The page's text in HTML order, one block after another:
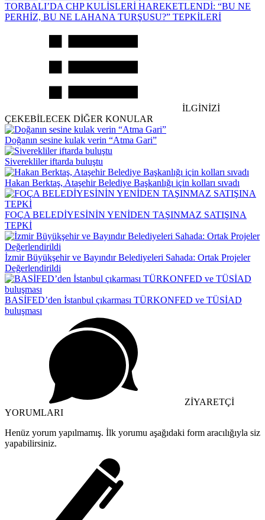
TORBALI’DA CHP KULİSLERİ HAREKETLENDİ: “BU NE
PERHİZ, BU NE LAHANA TURŞUSU?” TEPKİLERİ
İLGİNİZİ
ÇEKEBİLECEK DİĞER KONULAR
Doğanın sesine kulak verin “Atma Gari”
Siverekliler iftarda buluştu
Hakan Berktaş, Ataşehir Belediye Başkanlığı için kolları sıvadı
FOÇA BELEDİYESİNİN YENİDEN TAŞINMAZ SATIŞINA
TEPKİ
İzmir Büyükşehir ve Bayındır Belediyeleri Sahada: Ortak Projeler
Değerlendirildi
BASİFED’den İstanbul çıkarması TÜRKONFED ve TÜSİAD
buluşması
ZİYARETÇİ
YORUMLARI
Henüz yorum yapılmamış. İlk yorumu aşağıdaki form aracılığıyla siz
yapabilirsiniz.